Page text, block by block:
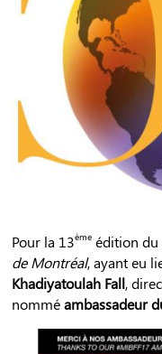
Pour la 13ème édition du
de Montréal, ayant eu
Khadiyatoulah Fall,
nomméambassadeur